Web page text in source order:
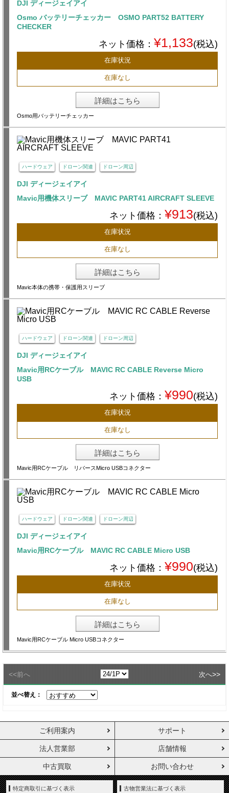
DJI ディージェイアイ
Osmo バッテリーチェッカー OSMO PART52 BATTERY
CHECKER
ネット価格： ¥1,133(税込)
在庫状況
在庫なし
詳細はこちら
Osmo用バッテリーチェッカー
ハードウェア ドローン関連 ドローン周辺
DJI ディージェイアイ
Mavic用機体スリーブ MAVIC PART41 AIRCRAFT SLEEVE
ネット価格： ¥913(税込)
在庫状況
在庫なし
詳細はこちら
Mavic本体の携帯・保護用スリーブ
ハードウェア ドローン関連 ドローン周辺
DJI ディージェイアイ
Mavic用RCケーブル MAVIC RC CABLE Reverse Micro
USB
ネット価格： ¥990(税込)
在庫状況
在庫なし
詳細はこちら
Mavic用RCケーブル リバースMicro USBコネクター
ハードウェア ドローン関連 ドローン周辺
DJI ディージェイアイ
Mavic用RCケーブル MAVIC RC CABLE Micro USB
ネット価格： ¥990(税込)
在庫状況
在庫なし
詳細はこちら
Mavic用RCケーブル Micro USBコネクター
<<前へ 次へ>>
並べ替え：
ご利用案内 サポート
法人営業部 店舗情報
中古買取 お問い合わせ
特定商取引に基づく表示 古物営業法に基づく表示